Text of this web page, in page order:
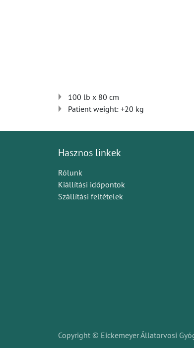
100 lb x 80 cm
Patient weight: +20 kg
Hasznos linkek
Rólunk
Kiállítási időpontok
Szállítási feltételek
Copyright © Eickemeyer Állatorvosi